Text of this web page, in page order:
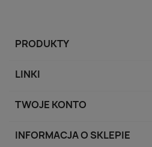
PRODUKTY
LINKI
TWOJE KONTO
INFORMACJA O SKLEPIE